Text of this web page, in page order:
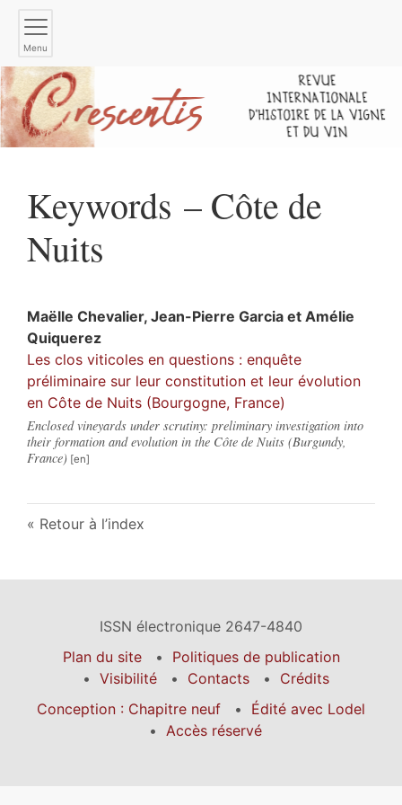
Menu
Keywords – Côte de
Nuits
Maëlle Chevalier, Jean-Pierre Garcia et Amélie
Quiquerez
Les clos viticoles en questions : enquête
préliminaire sur leur constitution et leur évolution
en Côte de Nuits (Bourgogne, France)
Enclosed vineyards under scrutiny: preliminary investigation into
their formation and evolution in the Côte de Nuits (Burgundy,
France)
Retour à l’index
ISSN électronique 2647-4840
Plan du site
Politiques de publication
Visibilité
Contacts
Crédits
Conception : Chapitre neuf
Édité avec Lodel
Accès réservé